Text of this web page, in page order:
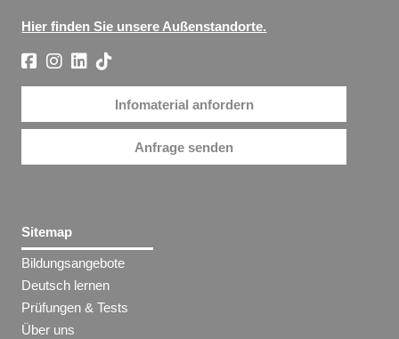
Hier finden Sie unsere Außenstandorte.
Infomaterial anfordern
Anfrage senden
Sitemap
Bildungsangebote
Deutsch lernen
Prüfungen & Tests
Über uns